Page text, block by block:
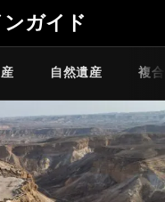
ガイド
自然遺産 複